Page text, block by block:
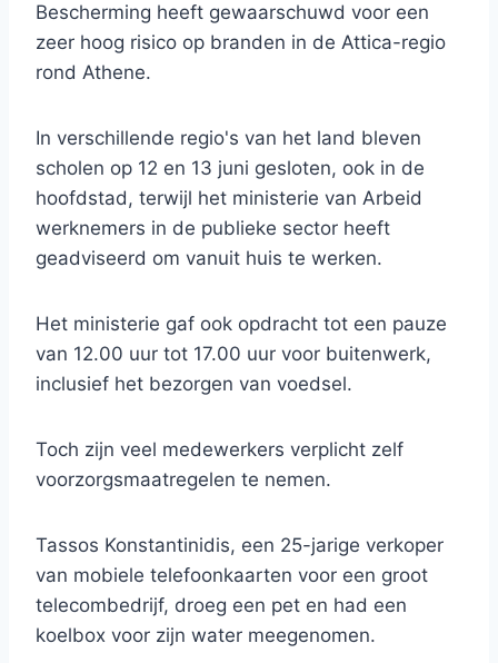
Bescherming heeft gewaarschuwd voor een
zeer hoog risico op branden in de Attica-regio
rond Athene.
In verschillende regio's van het land bleven
scholen op 12 en 13 juni gesloten, ook in de
hoofdstad, terwijl het ministerie van Arbeid
werknemers in de publieke sector heeft
geadviseerd om vanuit huis te werken.
Het ministerie gaf ook opdracht tot een pauze
van 12.00 uur tot 17.00 uur voor buitenwerk,
inclusief het bezorgen van voedsel.
Toch zijn veel medewerkers verplicht zelf
voorzorgsmaatregelen te nemen.
Tassos Konstantinidis, een 25-jarige verkoper
van mobiele telefoonkaarten voor een groot
telecombedrijf, droeg een pet en had een
koelbox voor zijn water meegenomen.